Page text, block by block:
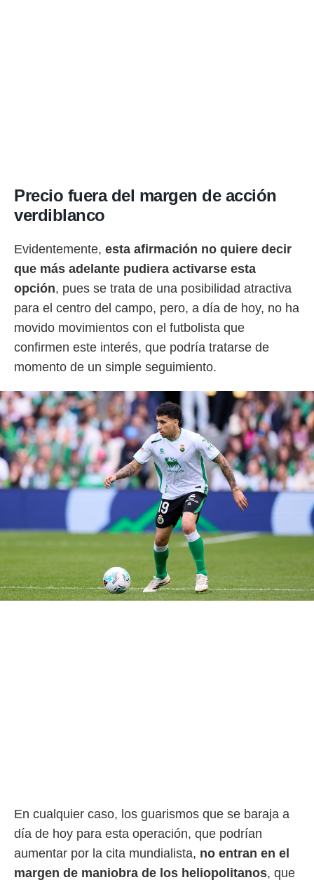
Precio fuera del margen de acción
verdiblanco
Evidentemente, esta afirmación no quiere decir
que más adelante pudiera activarse esta
opción, pues se trata de una posibilidad atractiva
para el centro del campo, pero, a día de hoy, no ha
movido movimientos con el futbolista que
confirmen este interés, que podría tratarse de
momento de un simple seguimiento.
En cualquier caso, los guarismos que se baraja a
día de hoy para esta operación, que podrían
aumentar por la cita mundialista, no entran en el
margen de maniobra de los heliopolitanos, que